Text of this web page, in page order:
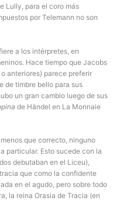
Lully, para el coro más
por Telemann no son
a los intérpretes, en
Hace tiempo que Jacobs
anteriores) parece preferir
de timbre bello para sus
un gran cambio luego de sus
de Händel en La Monnaie
que correcto, ninguno
particular. Esto sucede con la
debutaban en el Liceu),
que como la confidente
en el agudo, pero sobre todo
la reina Orasia de Tracia (en